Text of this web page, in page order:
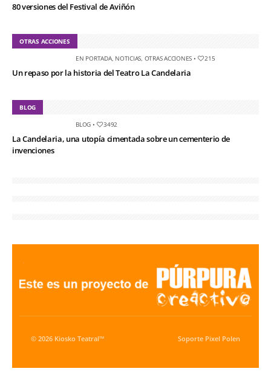
80 versiones del Festival de Aviñón
OTRAS ACCIONES
EN PORTADA, NOTICIAS OTRAS ACCIONES • 215
Un repaso por la historia del Teatro La Candelaria
BLOG
BLOG • 3492
La Candelaria, una utopía cimentada sobre un cementerio de
invenciones
© 2026 Kiosko Teatral™ Soporte Pixel Polen